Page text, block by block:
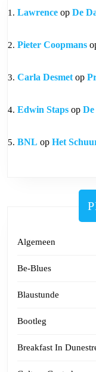
Lawrence op De
Pieter Coopmans
Carla Desmet op
Edwin Staps op De
BNL op Het
Algemeen
Be-Blues
Blaustunde
Bootleg
Breakfast In